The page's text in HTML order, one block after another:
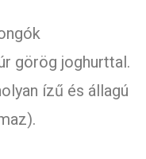
görög joghurttal.
ízű és állagú